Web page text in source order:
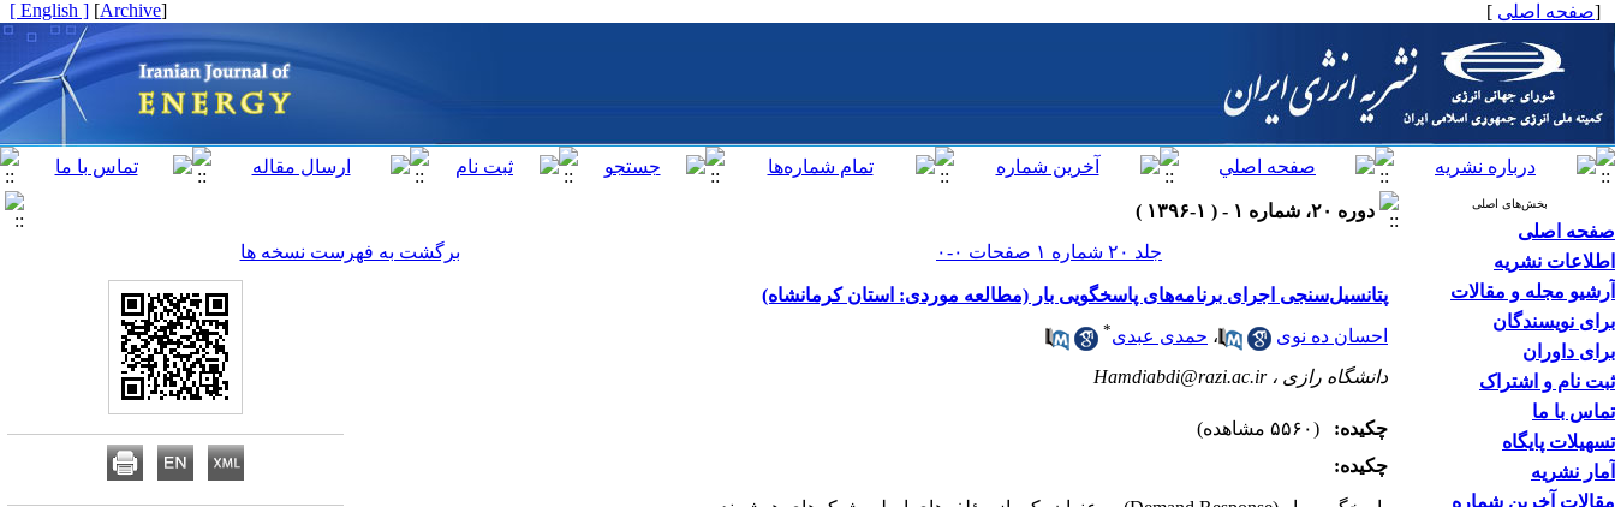
[صفحه اصلی ]
[
Archive
]
[ English ]
بخش‌های اصلی
صفحه اصلی
اطلاعات نشریه
آرشیو مجله و مقالات
برای نویسندگان
برای داوران
ثبت نام و اشتراک
تماس با ما
تسهیلات پایگاه
آمار نشریه
مقالات آخرین شماره
دوره ۲۰، شماره ۱ - ( ۱-۱۳۹۶ )
جلد ۲۰ شماره ۱ صفحات ۰-۰
برگشت به فهرست نسخه ها
پتانسیل‌سنجی اجرای برنامه‌های پاسخگویی بار (مطالعه موردی: استان کرمانشاه)
احسان ده نوی ، حمدی عبدی*
دانشگاه رازی ،Hamdiabdi@razi.ac.ir
چکیده:
(۵۵۶۰ مشاهده)
چکیده: